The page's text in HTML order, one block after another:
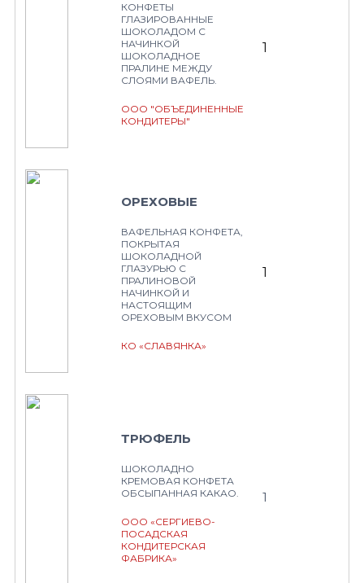
КОНФЕТЫ
ГЛАЗИРОВАННЫЕ
ШОКОЛАДОМ С
НАЧИНКОЙ
ШОКОЛАДНОЕ
ПРАЛИНЕ МЕЖДУ
СЛОЯМИ ВАФЕЛЬ.
ООО "ОБЪЕДИНЕННЫЕ
КОНДИТЕРЫ"
1
ОРЕХОВЫЕ
ВАФЕЛЬНАЯ КОНФЕТА,
ПОКРЫТАЯ
ШОКОЛАДНОЙ
ГЛАЗУРЬЮ С
ПРАЛИНОВОЙ
НАЧИНКОЙ И
НАСТОЯЩИМ
ОРЕХОВЫМ ВКУСОМ
КО «СЛАВЯНКА»
1
ТРЮФЕЛЬ
ШОКОЛАДНО
КРЕМОВАЯ КОНФЕТА
ОБСЫПАННАЯ КАКАО.
ООО «СЕРГИЕВО-
ПОСАДСКАЯ
КОНДИТЕРСКАЯ
ФАБРИКА»
1